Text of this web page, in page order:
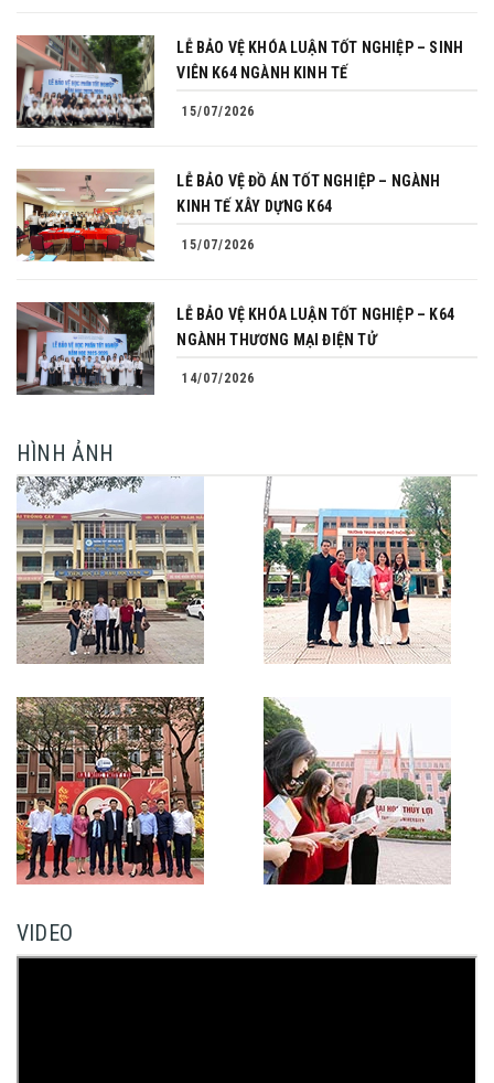
LỄ BẢO VỆ KHÓA LUẬN TỐT NGHIỆP – SINH
VIÊN K64 NGÀNH KINH TẾ
15/07/2026
LỄ BẢO VỆ ĐỒ ÁN TỐT NGHIỆP – NGÀNH
KINH TẾ XÂY DỰNG K64
15/07/2026
LỄ BẢO VỆ KHÓA LUẬN TỐT NGHIỆP – K64
NGÀNH THƯƠNG MẠI ĐIỆN TỬ
14/07/2026
HÌNH ẢNH
VIDEO